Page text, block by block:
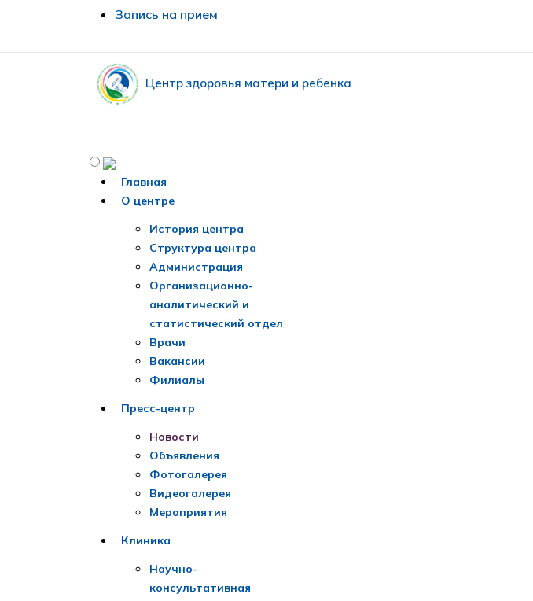
Запись на прием
Центр здоровья матери и ребенка
Главная
О центре
История центра
Структура центра
Администрация
Организационно-
аналитический и
статистический отдел
Врачи
Вакансии
Филиалы
Пресс-центр
Новости
Объявления
Фотогалерея
Видеогалерея
Мероприятия
Клиника
Научно-
консультативная